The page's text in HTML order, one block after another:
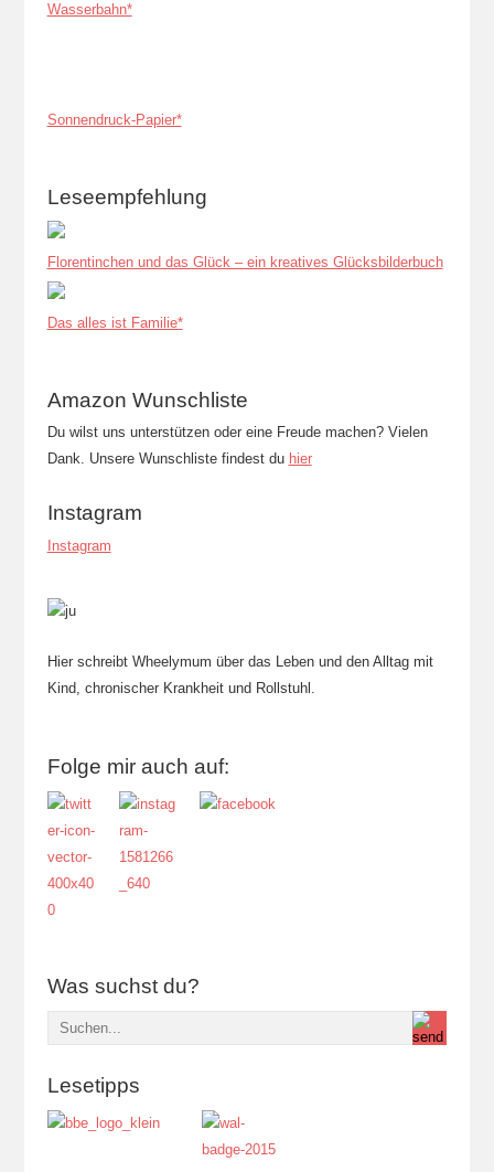
Wasserbahn*
Sonnendruck-Papier*
Leseempfehlung
Florentinchen und das Glück – ein kreatives Glücksbilderbuch
Das alles ist Familie*
Amazon Wunschliste
Du wilst uns unterstützen oder eine Freude machen? Vielen
Dank. Unsere Wunschliste findest du hier
Instagram
Instagram
Hier schreibt Wheelymum über das Leben und den Alltag mit
Kind, chronischer Krankheit und Rollstuhl.
Folge mir auch auf:
Was suchst du?
Lesetipps